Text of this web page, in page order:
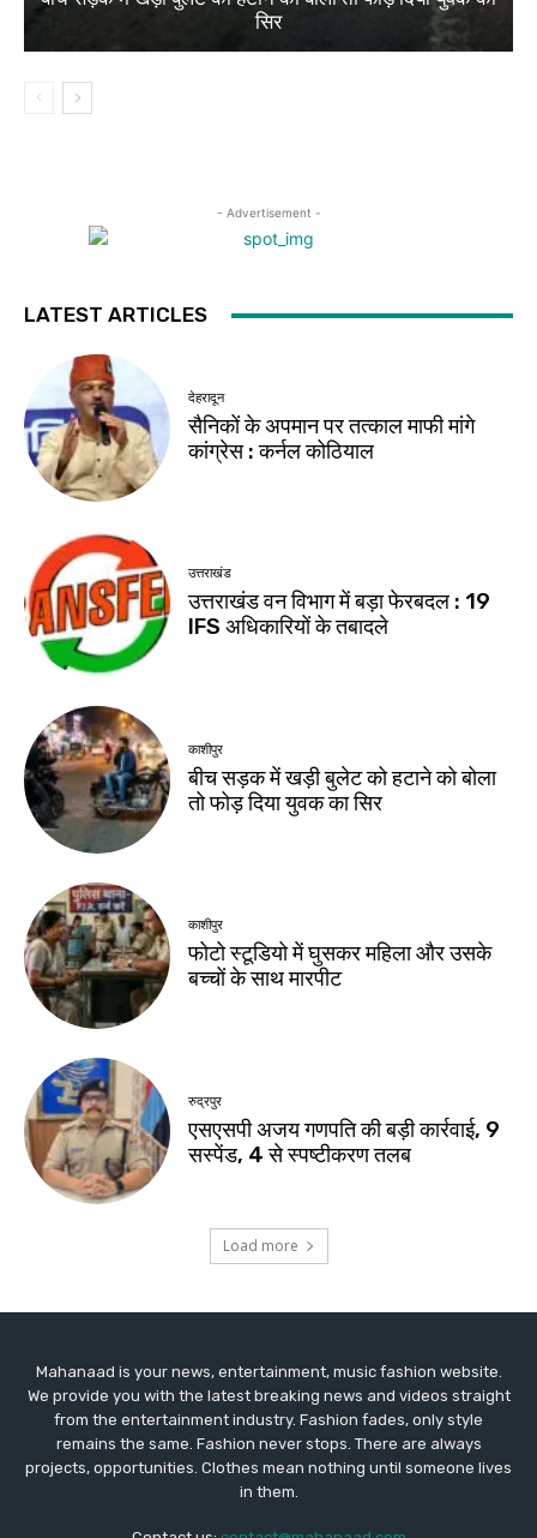
Mahanaad is your news, entertainment, music fashion website.
We provide you with the latest breaking news and videos straight
from the entertainment industry. Fashion fades, only style
remains the same. Fashion never stops. There are always
projects, opportunities. Clothes mean nothing until someone lives
in them.